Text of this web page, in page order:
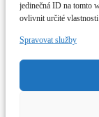
jedinečná ID na tomto
ovlivnit určité vlastnosti
Spravovat služby
Důležité odkazy
Jak nakupovat
Časté dotazy